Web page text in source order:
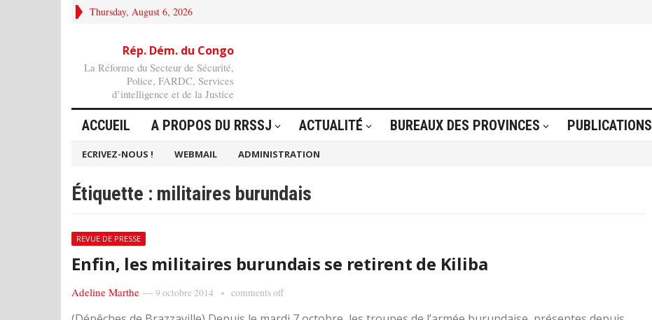
Thursday, August 6, 2026
Rép. Dém. du Congo
La Réforme du Secteur de Sécurité,
Police, FARDC, Services
d’intelligence et de la Justice
ACCUEIL A PROPOS DU RRSSJ ACTUALITÉ BUREAUX DES PROVINCES PUBLICATIONS
ECRIVEZ-NOUS ! WEBMAIL ADMINISTRATION
Étiquette : militaires burundais
REVUE DE PRESSE
Enfin, les militaires burundais se retirent de Kiliba
Adeline Marthe — 9 octobre 2014 comments off